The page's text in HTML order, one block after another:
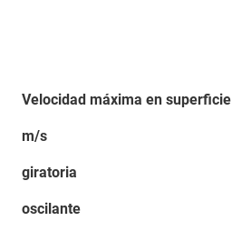
Velocidad máxima en superficie
m/s
giratoria
oscilante